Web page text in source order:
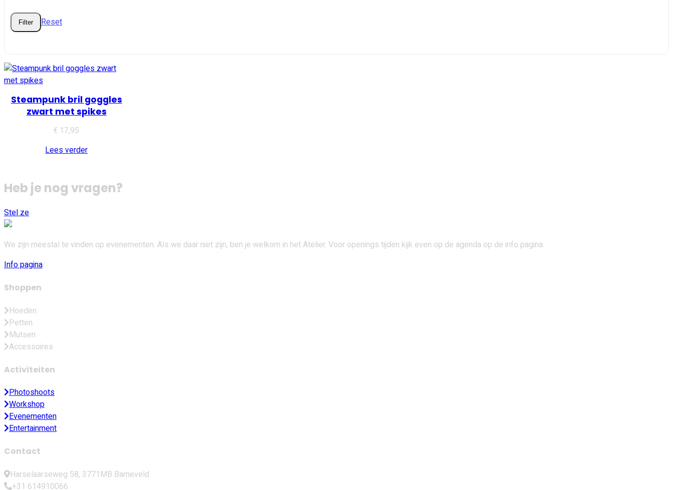
Filter Reset
Steampunk bril goggles
zwart met spikes
€ 17,95
Lees verder
Heb je nog vragen?
Stel ze
We zijn meestal te vinden op evenementen. Als we daar niet zijn, ben je welkom in het Atelier. Voor openings tijden kijk even op de agenda op de info pagina.
Info pagina
Shoppen
Hoeden
Petten
Mutsen
Accessoires
Activiteiten
Photoshoots
Workshop
Evenementen
Entertainment
Contact
Harselaarseweg 58, 3771MB Barneveld
+31 614910066